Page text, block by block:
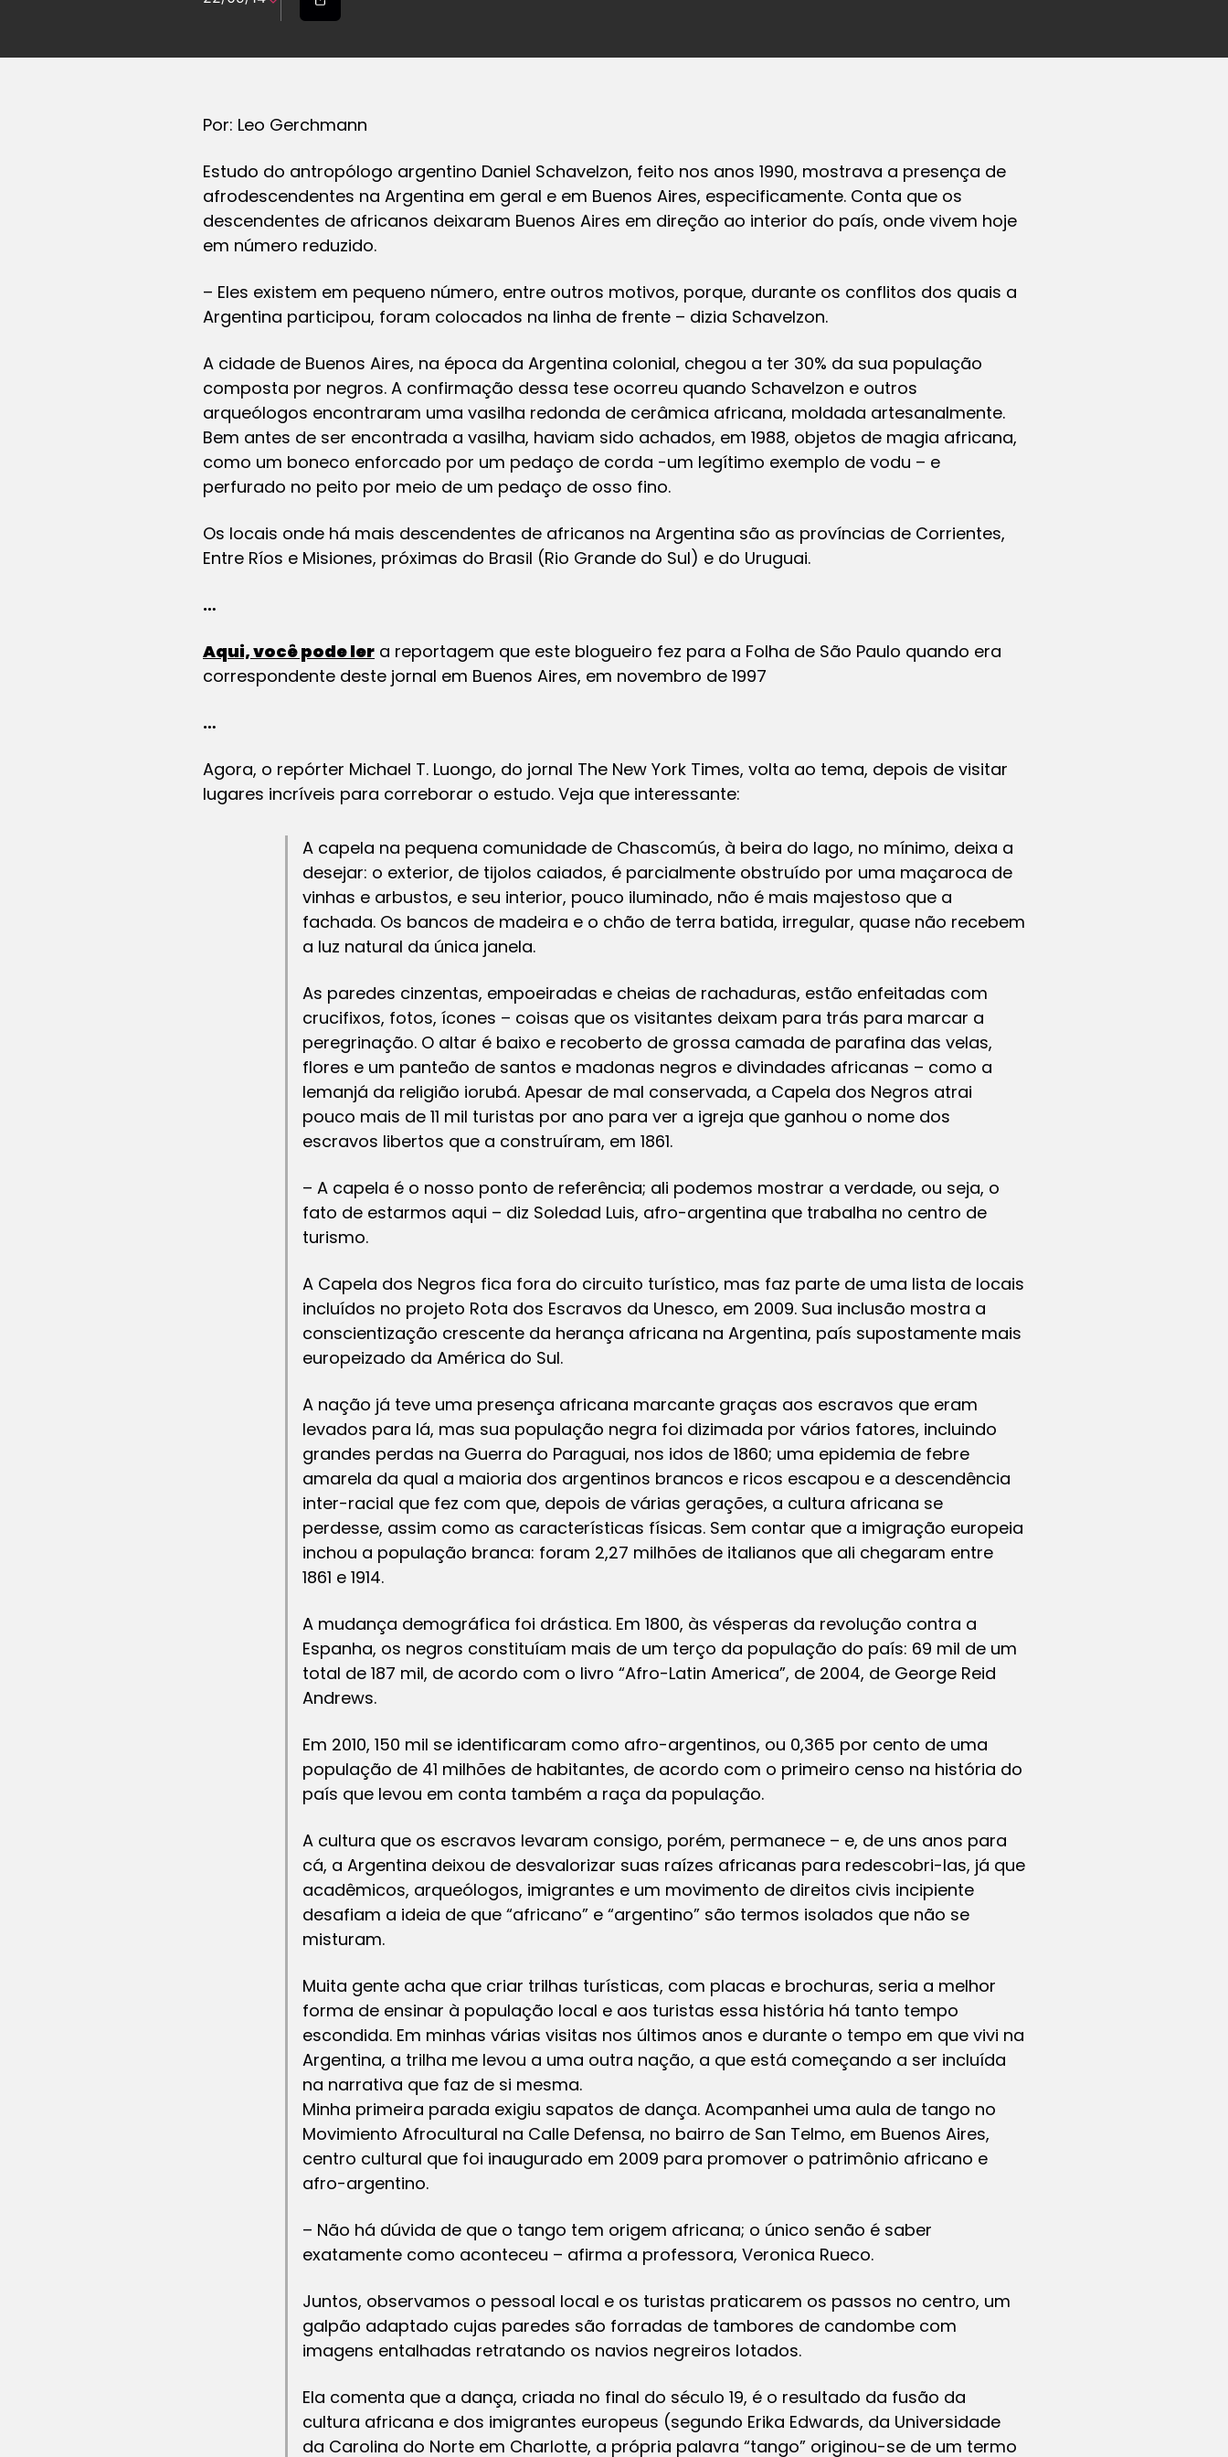
Por: Leo Gerchmann
Estudo do antropólogo argentino Daniel Schavelzon, feito nos anos 1990, mostrava a presença de
afrodescendentes na Argentina em geral e em Buenos Aires, especificamente. Conta que os
descendentes de africanos deixaram Buenos Aires em direção ao interior do país, onde vivem hoje
em número reduzido.
– Eles existem em pequeno número, entre outros motivos, porque, durante os conflitos dos quais a
Argentina participou, foram colocados na linha de frente – dizia Schavelzon.
A cidade de Buenos Aires, na época da Argentina colonial, chegou a ter 30% da sua população
composta por negros. A confirmação dessa tese ocorreu quando Schavelzon e outros
arqueólogos encontraram uma vasilha redonda de cerâmica africana, moldada artesanalmente.
Bem antes de ser encontrada a vasilha, haviam sido achados, em 1988, objetos de magia africana,
como um boneco enforcado por um pedaço de corda -um legítimo exemplo de vodu – e
perfurado no peito por meio de um pedaço de osso fino.
Os locais onde há mais descendentes de africanos na Argentina são as províncias de Corrientes,
Entre Ríos e Misiones, próximas do Brasil (Rio Grande do Sul) e do Uruguai.
…
Aqui, você pode ler a reportagem que este blogueiro fez para a Folha de São Paulo quando era
correspondente deste jornal em Buenos Aires, em novembro de 1997
…
Agora, o repórter Michael T. Luongo, do jornal The New York Times, volta ao tema, depois de visitar
lugares incríveis para correborar o estudo. Veja que interessante:
A capela na pequena comunidade de Chascomús, à beira do lago, no mínimo, deixa a
desejar: o exterior, de tijolos caiados, é parcialmente obstruído por uma maçaroca de
vinhas e arbustos, e seu interior, pouco iluminado, não é mais majestoso que a
fachada. Os bancos de madeira e o chão de terra batida, irregular, quase não recebem
a luz natural da única janela.
As paredes cinzentas, empoeiradas e cheias de rachaduras, estão enfeitadas com
crucifixos, fotos, ícones – coisas que os visitantes deixam para trás para marcar a
peregrinação. O altar é baixo e recoberto de grossa camada de parafina das velas,
flores e um panteão de santos e madonas negros e divindades africanas – como a
Iemanjá da religião iorubá. Apesar de mal conservada, a Capela dos Negros atrai
pouco mais de 11 mil turistas por ano para ver a igreja que ganhou o nome dos
escravos libertos que a construíram, em 1861.
– A capela é o nosso ponto de referência; ali podemos mostrar a verdade, ou seja, o
fato de estarmos aqui – diz Soledad Luis, afro-argentina que trabalha no centro de
turismo.
A Capela dos Negros fica fora do circuito turístico, mas faz parte de uma lista de locais
incluídos no projeto Rota dos Escravos da Unesco, em 2009. Sua inclusão mostra a
conscientização crescente da herança africana na Argentina, país supostamente mais
europeizado da América do Sul.
A nação já teve uma presença africana marcante graças aos escravos que eram
levados para lá, mas sua população negra foi dizimada por vários fatores, incluindo
grandes perdas na Guerra do Paraguai, nos idos de 1860; uma epidemia de febre
amarela da qual a maioria dos argentinos brancos e ricos escapou e a descendência
inter-racial que fez com que, depois de várias gerações, a cultura africana se
perdesse, assim como as características físicas. Sem contar que a imigração europeia
inchou a população branca: foram 2,27 milhões de italianos que ali chegaram entre
1861 e 1914.
A mudança demográfica foi drástica. Em 1800, às vésperas da revolução contra a
Espanha, os negros constituíam mais de um terço da população do país: 69 mil de um
total de 187 mil, de acordo com o livro “Afro-Latin America”, de 2004, de George Reid
Andrews.
Em 2010, 150 mil se identificaram como afro-argentinos, ou 0,365 por cento de uma
população de 41 milhões de habitantes, de acordo com o primeiro censo na história do
país que levou em conta também a raça da população.
A cultura que os escravos levaram consigo, porém, permanece – e, de uns anos para
cá, a Argentina deixou de desvalorizar suas raízes africanas para redescobri-las, já que
acadêmicos, arqueólogos, imigrantes e um movimento de direitos civis incipiente
desafiam a ideia de que “africano” e “argentino” são termos isolados que não se
misturam.
Muita gente acha que criar trilhas turísticas, com placas e brochuras, seria a melhor
forma de ensinar à população local e aos turistas essa história há tanto tempo
escondida. Em minhas várias visitas nos últimos anos e durante o tempo em que vivi na
Argentina, a trilha me levou a uma outra nação, a que está começando a ser incluída
na narrativa que faz de si mesma.
Minha primeira parada exigiu sapatos de dança. Acompanhei uma aula de tango no
Movimiento Afrocultural na Calle Defensa, no bairro de San Telmo, em Buenos Aires,
centro cultural que foi inaugurado em 2009 para promover o patrimônio africano e
afro-argentino.
– Não há dúvida de que o tango tem origem africana; o único senão é saber
exatamente como aconteceu – afirma a professora, Veronica Rueco.
Juntos, observamos o pessoal local e os turistas praticarem os passos no centro, um
galpão adaptado cujas paredes são forradas de tambores de candombe com
imagens entalhadas retratando os navios negreiros lotados.
Ela comenta que a dança, criada no final do século 19, é o resultado da fusão da
cultura africana e dos imigrantes europeus (segundo Erika Edwards, da Universidade
da Carolina do Norte em Charlotte, a própria palavra “tango” originou-se de um termo